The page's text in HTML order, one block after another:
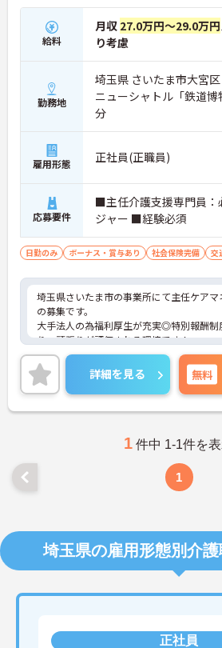
給料
月収 27.0万円～29.0万円
り考慮
勤務地
埼玉県 さいたま市大宮
ニューシャトル「鉄道
分
雇用形態 正社員(正職員)
応募要件
■主任介護支援専門員
ジャー ■経験必須
日勤のみ ボーナス・賞与あり 社会保険完備 交
埼玉県さいたま市の事業所にて主任ケアマ
の募集です。
大手法人の為福利厚生が充実◎特別報酬制
り、頑張りが評価される環境です！
リフレッシュ休暇が年間17日とプライベ
立も可能です。
ご興味のある方には、面接対策ポイントな
詳細をお話いたしますので、お気軽にご相
い。
詳細を見る 無料
1 件中 1-1件を
1
埼玉県の雇用形態別介
正社員